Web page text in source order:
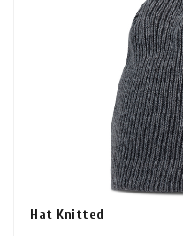
Hat Knitted